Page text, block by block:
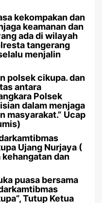
kekompakan dan
keamanan dan
ada di wilayah
tangerang
menjalin
polsek cikupa. dan
antara
Polsek
dalam menjaga
masyarakat.” Ucap
Ujang Nurjaya (
kehangatan dan
puasa bersama
Tutup Ketua